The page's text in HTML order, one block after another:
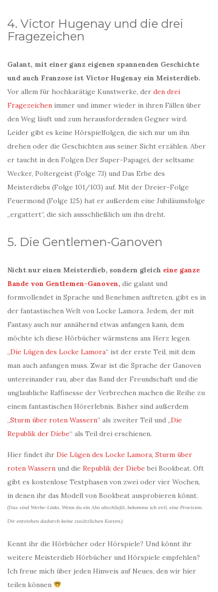
4. Victor Hugenay und die drei
Fragezeichen
Galant, mit einer ganz eigenen spannenden Geschichte
und auch Franzose ist Victor Hugenay ein Meisterdieb.
Vor allem für hochkarätige Kunstwerke, der den drei
Fragezeichen immer und immer wieder in ihren Fällen über
den Weg läuft und zum herausfordernden Gegner wird.
Leider gibt es keine Hörspielfolgen, die sich nur um ihn
drehen oder die Geschichten aus seiner Sicht erzählen. Aber
er taucht in den Folgen Der Super-Papagei, der seltsame
Wecker, Poltergeist (Folge 73) und Das Erbe des
Meisterdiebs (Folge 101/103) auf. Mit der Dreier-Folge
Feuermond (Folge 125) hat er außerdem eine Jubiläumsfolge
„ergattert“, die sich ausschließlich um ihn dreht.
5. Die Gentlemen-Ganoven
Nicht nur einen Meisterdieb, sondern gleich eine ganze
Bande von Gentlemen-Ganoven, die galant und
formvollendet in Sprache und Benehmen auftreten, gibt es in
der fantastischen Welt von Locke Lamora. Jedem, der mit
Fantasy auch nur annähernd etwas anfangen kann, dem
möchte ich diese Hörbücher wärmstens ans Herz legen.
„Die Lügen des Locke Lamora“ ist der erste Teil, mit dem
man auch anfangen muss. Zwar ist die Sprache der Ganoven
untereinander rau, aber das Band der Freundschaft und die
unglaubliche Raffinesse der Verbrechen machen die Reihe zu
einem fantastischen Hörerlebnis. Bisher sind außerdem
„Sturm über roten Wassern“ als zweiter Teil und „Die
Republik der Diebe“ als Teil drei erschienen.
Hier findet ihr Die Lügen des Locke Lamora, Sturm über
roten Wassern und die Republik der Diebe bei Bookbeat. Oft
gibt es kostenlose Testphasen von zwei oder vier Wochen,
in denen ihr das Modell von Bookbeat ausprobieren könnt.
(Das sind Werbe-Links. Wenn du ein Abo abschließt, bekomme ich evtl. eine Provision.
Dir entstehen dadurch keine zusätzlichen Kosten.)
Kennt ihr die Hörbücher oder Hörspiele? Und könnt ihr
weitere Meisterdieb Hörbücher und Hörspiele empfehlen?
Ich freue mich über jeden Hinweis auf Neues, den wir hier
teilen können